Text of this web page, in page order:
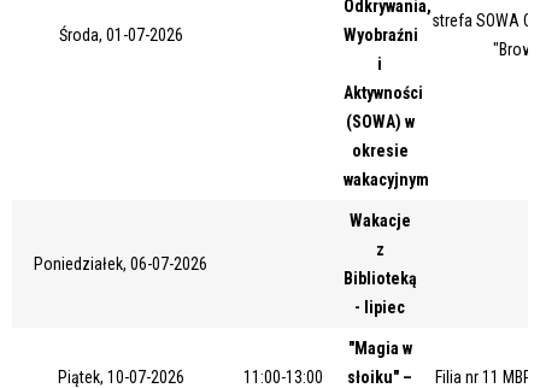
MiejsceŚroda, 01-07-2026
Odkrywania,
Wyobraźni
i
Aktywności
(SOWA) w
okresie
wakacyjnym
strefa SOWA
Poniedziałek, 06-07-2026
Wakacje
z
Biblioteką
- lipiec
Piątek, 10-07-2026 11:00-13:00
"Magia w
słoiku" –
Filia nr 11